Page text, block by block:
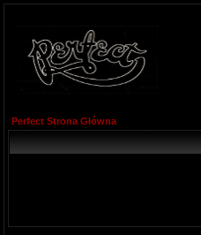
Perfect Strona Główna